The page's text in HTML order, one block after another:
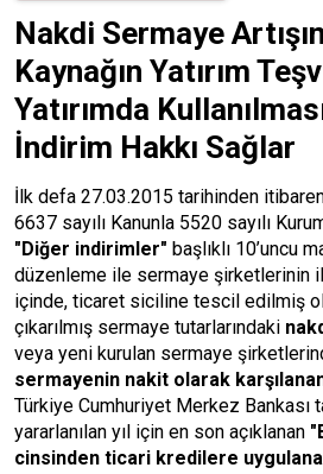
Nakdi Sermaye
Kaynağın Yatırım
Yatırımda
İndirim Hakkı Sağlar
İlk defa 27.03.2015 tarihinden
6637 sayılı Kanunla 5520 sayılı
"Diğer indirimler" başlıklı 10’uncu
düzenleme ile sermaye şirketlerinin
içinde, ticaret siciline tescil edilmiş
çıkarılmış sermaye tutarlarındaki
veya yeni kurulan sermaye
sermayenin nakit olarak karşılanan
Türkiye Cumhuriyet Merkez Bankası
yararlanılan yıl için en son açıklanan
cinsinden ticari kredilere uygulanan